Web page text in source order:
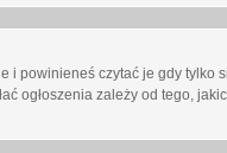
i powinieneś czytać je gdy
ogłoszenia zależy od tego,